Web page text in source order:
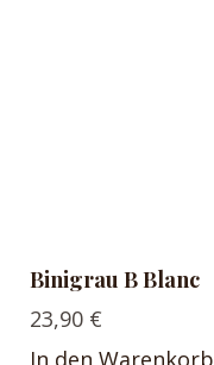
Binigrau B Blanc
23,90 €
In den Warenkorb